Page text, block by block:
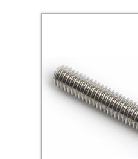
Заклепки (Гайки-
Инструмент
Крюки, кольца с